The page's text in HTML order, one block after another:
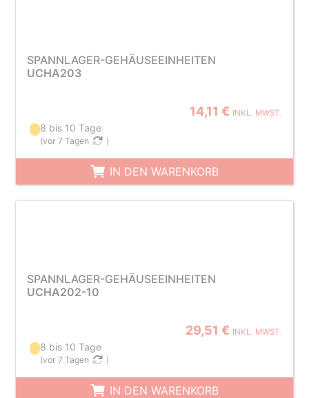
SPANNLAGER-GEHÄUSEEINHEITEN
UCHA203
14,11 € INKL. MWST.
8 bis 10 Tage
(vor 7 Tagen )
IN DEN WARENKORB
SPANNLAGER-GEHÄUSEEINHEITEN
UCHA202-10
29,51 € INKL. MWST.
8 bis 10 Tage
(vor 7 Tagen )
IN DEN WARENKORB